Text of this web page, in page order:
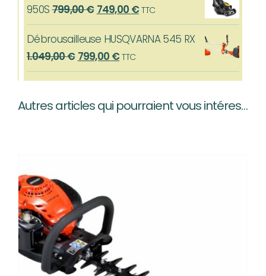
était :
est :
950S799,00€ Le
prix
initial
était :
799,00 €.
749,00 €Le
prix
actuel
749,00 €.
TTC
Débrousailleuse HUSQVARNA 545 RX
1.049,00€ Le
prix
était :
799,00 €Le
prix
est :
TTC
Autres articles qui pourraient vous intéresser…